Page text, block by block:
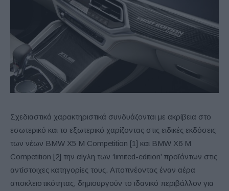
Σχεδιαστικά χαρακτηριστικά συνδυάζονται με ακρίβεια στο
εσωτερικό και το εξωτερικό χαρίζοντας στις ειδικές εκδόσεις
των νέων BMW X5 M Competition [1] και BMW X6 M
Competition [2] την αίγλη των ‘limited-edition’ προϊόντων στις
αντίστοιχες κατηγορίες τους. Αποπνέοντας έναν αέρα
αποκλειστικότητας, δημιουργούν το ιδανικό περιβάλλον για